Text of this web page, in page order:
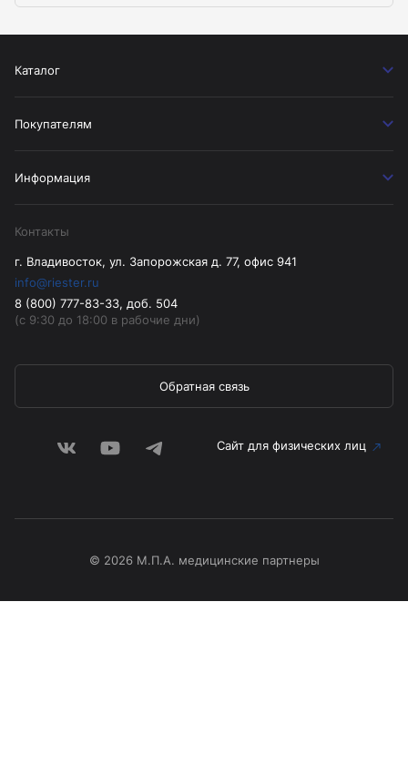
Каталог
Покупателям
Информация
Контакты
г. Владивосток, ул. Запорожская д. 77, офис 941
info@riester.ru
8 (800) 777-83-33, доб. 504
(с 9:30 до 18:00 в рабочие дни)
Обратная связь
Сайт для физических лиц
© 2026 М.П.А. медицинские партнеры